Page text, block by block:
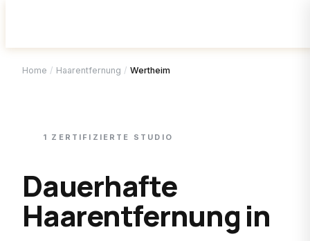
Home / Haarentfernung / Wertheim
1 ZERTIFIZIERTE STUDIO
Dauerhafte
Haarentfernung in